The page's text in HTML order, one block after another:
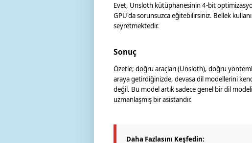
Evet, Unsloth kütüphanesinin 4-bit
GPU'da sorunsuzca eğitebilirsiniz. Bellek
seyretmektedir.
Sonuç
Özetle; doğru araçları (Unsloth), doğru
araya getirdiğinizde, devasa dil modellerini
değil. Bu model artık sadece genel bir dil
uzmanlaşmış bir asistandır.
Daha Fazlasını Keşfedin: